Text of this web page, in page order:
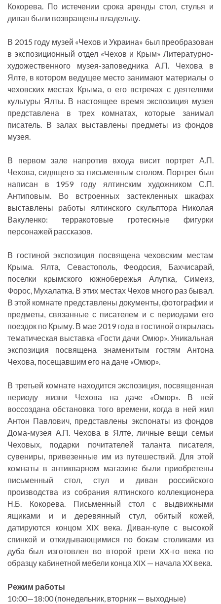
Кокорева. По истечении срока аренды стол, стулья и
диван были возвращены владельцу.
В 2015 году музей «Чехов и Украина» был преобразован
в экспозиционный отдел «Чехов и Крым» Литературно-
художественного музея-заповедника А.П. Чехова в
Ялте, в котором ведущее место занимают материалы о
чеховских местах Крыма, о его встречах с деятелями
культуры Ялты. В настоящее время экспозиция музея
представлена в трех комнатах, которые занимал
писатель. В залах выставлены предметы из фондов
музея.
В первом зале напротив входа висит портрет А.П.
Чехова, сидящего за письменным столом. Портрет был
написан в 1959 году ялтинским художником С.П.
Антиповым. Во встроенных застекленных шкафах
выставлены работы ялтинского скульптора Николая
Вакуленко: терракотовые гротескные фигурки
персонажей рассказов.
В гостиной экспозиция посвящена чеховским местам
Крыма. Ялта, Севастополь, Феодосия, Бахчисарай,
поселки крымского южнобережья Алупка, Симеиз,
Форос, Мухалатка. В этих местах Чехов много раз бывал.
В этой комнате представлены документы, фотографии и
предметы, связанные с писателем и с периодами его
поездок по Крыму. В мае 2019 года в гостиной открылась
тематическая выставка «Гости дачи Омюр». Уникальная
экспозиция посвящена знаменитым гостям Антона
Чехова, посещавшим его на даче «Омюр».
В третьей комнате находится экспозиция, посвященная
периоду жизни Чехова на даче «Омюр». В ней
воссоздана обстановка того времени, когда в ней жил
Антон Павлович, представлены экспонаты из фондов
Дома-музея А.П. Чехова в Ялте, личные вещи семьи
Чеховых, подарки почитателей таланта писателя,
сувениры, привезенные им из путешествий. Для этой
комнаты в антикварном магазине были приобретены
письменный стол, стул и диван российского
производства из собрания ялтинского коллекционера
Н.Б. Кокорева. Письменный стол с выдвижными
ящиками и и деревянный стул, обитый кожей,
датируются концом XIX века. Диван-купе с высокой
спинкой и откидывающимися по бокам столиками из
дуба был изготовлен во второй трети XX-го века по
образцу кабинетной мебели конца XIX — начала XX века.
Режим работы
10:00—18:00 (понедельник, вторник — выходные)